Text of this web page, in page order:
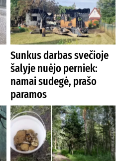
Sunkus darbas svečioje
šalyje nuėjo perniek:
namai sudegė, prašo
paramos